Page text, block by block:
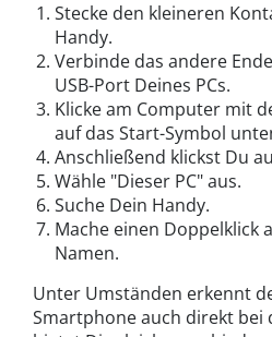
Stecke den kleineren
Handy.
Verbinde das andere
USB-Port Deines PCs.
Klicke am Computer mit
auf das Start-Symbol
Anschließend klickst Du
Wähle "Dieser PC" aus.
Suche Dein Handy.
Mache einen Doppelklick
Namen.
Unter Umständen erkennt
Smartphone auch direkt bei